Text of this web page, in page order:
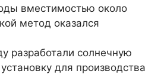
вместимостью около
метод оказался
разработали солнечную
для производства